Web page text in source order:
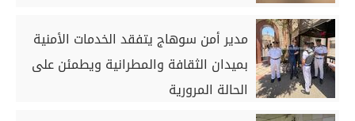
مدير أمن سوهاج يتفقد الخدمات الأمنية
بميدان الثقافة والمطرانية ويطمئن على
الحالة المرورية